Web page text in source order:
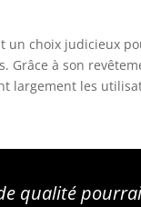
un choix judicieux
Grâce à son
largement les
qualité